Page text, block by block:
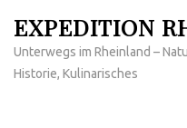
Inhalt
springen
(Enter
EXPEDITION
Unterwegs im Rheinland –
Historie, Kulinarisches